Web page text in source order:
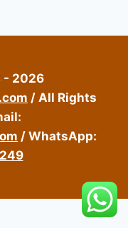
- 2026
/ All Rights
/ WhatsApp: